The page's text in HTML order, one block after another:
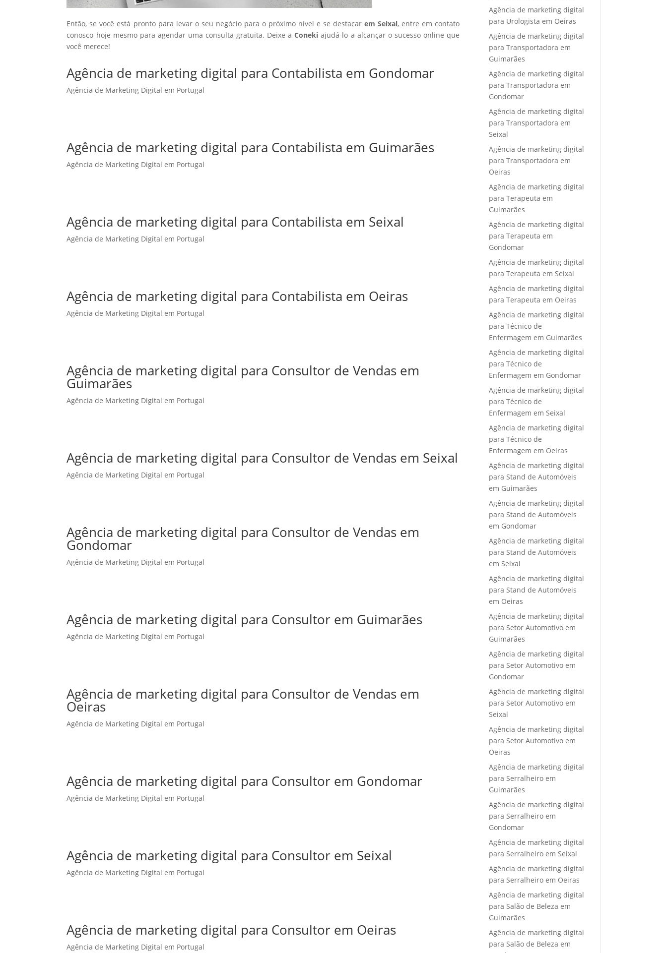
Então, se você está pronto para levar o seu negócio para o próximo nível e se destacar em Seixal, entre em contato
conosco hoje mesmo para agendar uma consulta gratuita. Deixe aConeki ajudá-lo a alcançar o sucesso online que
você merece!
Agência de marketing digital para Contabilista em Gondomar
Agência de Marketing Digital em Portugal
Agência de marketing digital para Contabilista em Guimarães
Agência de Marketing Digital em Portugal
Agência de marketing digital para Contabilista em Seixal
Agência de Marketing Digital em Portugal
Agência de marketing digital para Contabilista em Oeiras
Agência de Marketing Digital em Portugal
Agência de marketing digital para Consultor de Vendas em
Guimarães
Agência de Marketing Digital em Portugal
Agência de marketing digital para Consultor de Vendas em Seixal
Agência de Marketing Digital em Portugal
Agência de marketing digital para Consultor de Vendas em
Gondomar
Agência de Marketing Digital em Portugal
Agência de marketing digital para Consultor em Guimarães
Agência de Marketing Digital em Portugal
Agência de marketing digital para Consultor de Vendas em
Oeiras
Agência de Marketing Digital em Portugal
Agência de marketing digital para Consultor em Gondomar
Agência de Marketing Digital em Portugal
Agência de marketing digital para Consultor em Seixal
Agência de Marketing Digital em Portugal
Agência de marketing digital para Consultor em Oeiras
Agência de Marketing Digital em Portugal
Agência de marketing digital
para Urologista em Oeiras
Agência de marketing digital
para Transportadora em
Guimarães
Agência de marketing digital
para Transportadora em
Gondomar
Agência de marketing digital
para Transportadora em
Seixal
Agência de marketing digital
para Transportadora em
Oeiras
Agência de marketing digital
para Terapeuta em
Guimarães
Agência de marketing digital
para Terapeuta em
Gondomar
Agência de marketing digital
para Terapeuta em Seixal
Agência de marketing digital
para Terapeuta em Oeiras
Agência de marketing digital
para Técnico de
Enfermagem em Guimarães
Agência de marketing digital
para Técnico de
Enfermagem em Gondomar
Agência de marketing digital
para Técnico de
Enfermagem em Seixal
Agência de marketing digital
para Técnico de
Enfermagem em Oeiras
Agência de marketing digital
para Stand de Automóveis
em Guimarães
Agência de marketing digital
para Stand de Automóveis
em Gondomar
Agência de marketing digital
para Stand de Automóveis
em Seixal
Agência de marketing digital
para Stand de Automóveis
em Oeiras
Agência de marketing digital
para Setor Automotivo em
Guimarães
Agência de marketing digital
para Setor Automotivo em
Gondomar
Agência de marketing digital
para Setor Automotivo em
Seixal
Agência de marketing digital
para Setor Automotivo em
Oeiras
Agência de marketing digital
para Serralheiro em
Guimarães
Agência de marketing digital
para Serralheiro em
Gondomar
Agência de marketing digital
para Serralheiro em Seixal
Agência de marketing digital
para Serralheiro em Oeiras
Agência de marketing digital
para Salão de Beleza em
Guimarães
Agência de marketing digital
para Salão de Beleza em